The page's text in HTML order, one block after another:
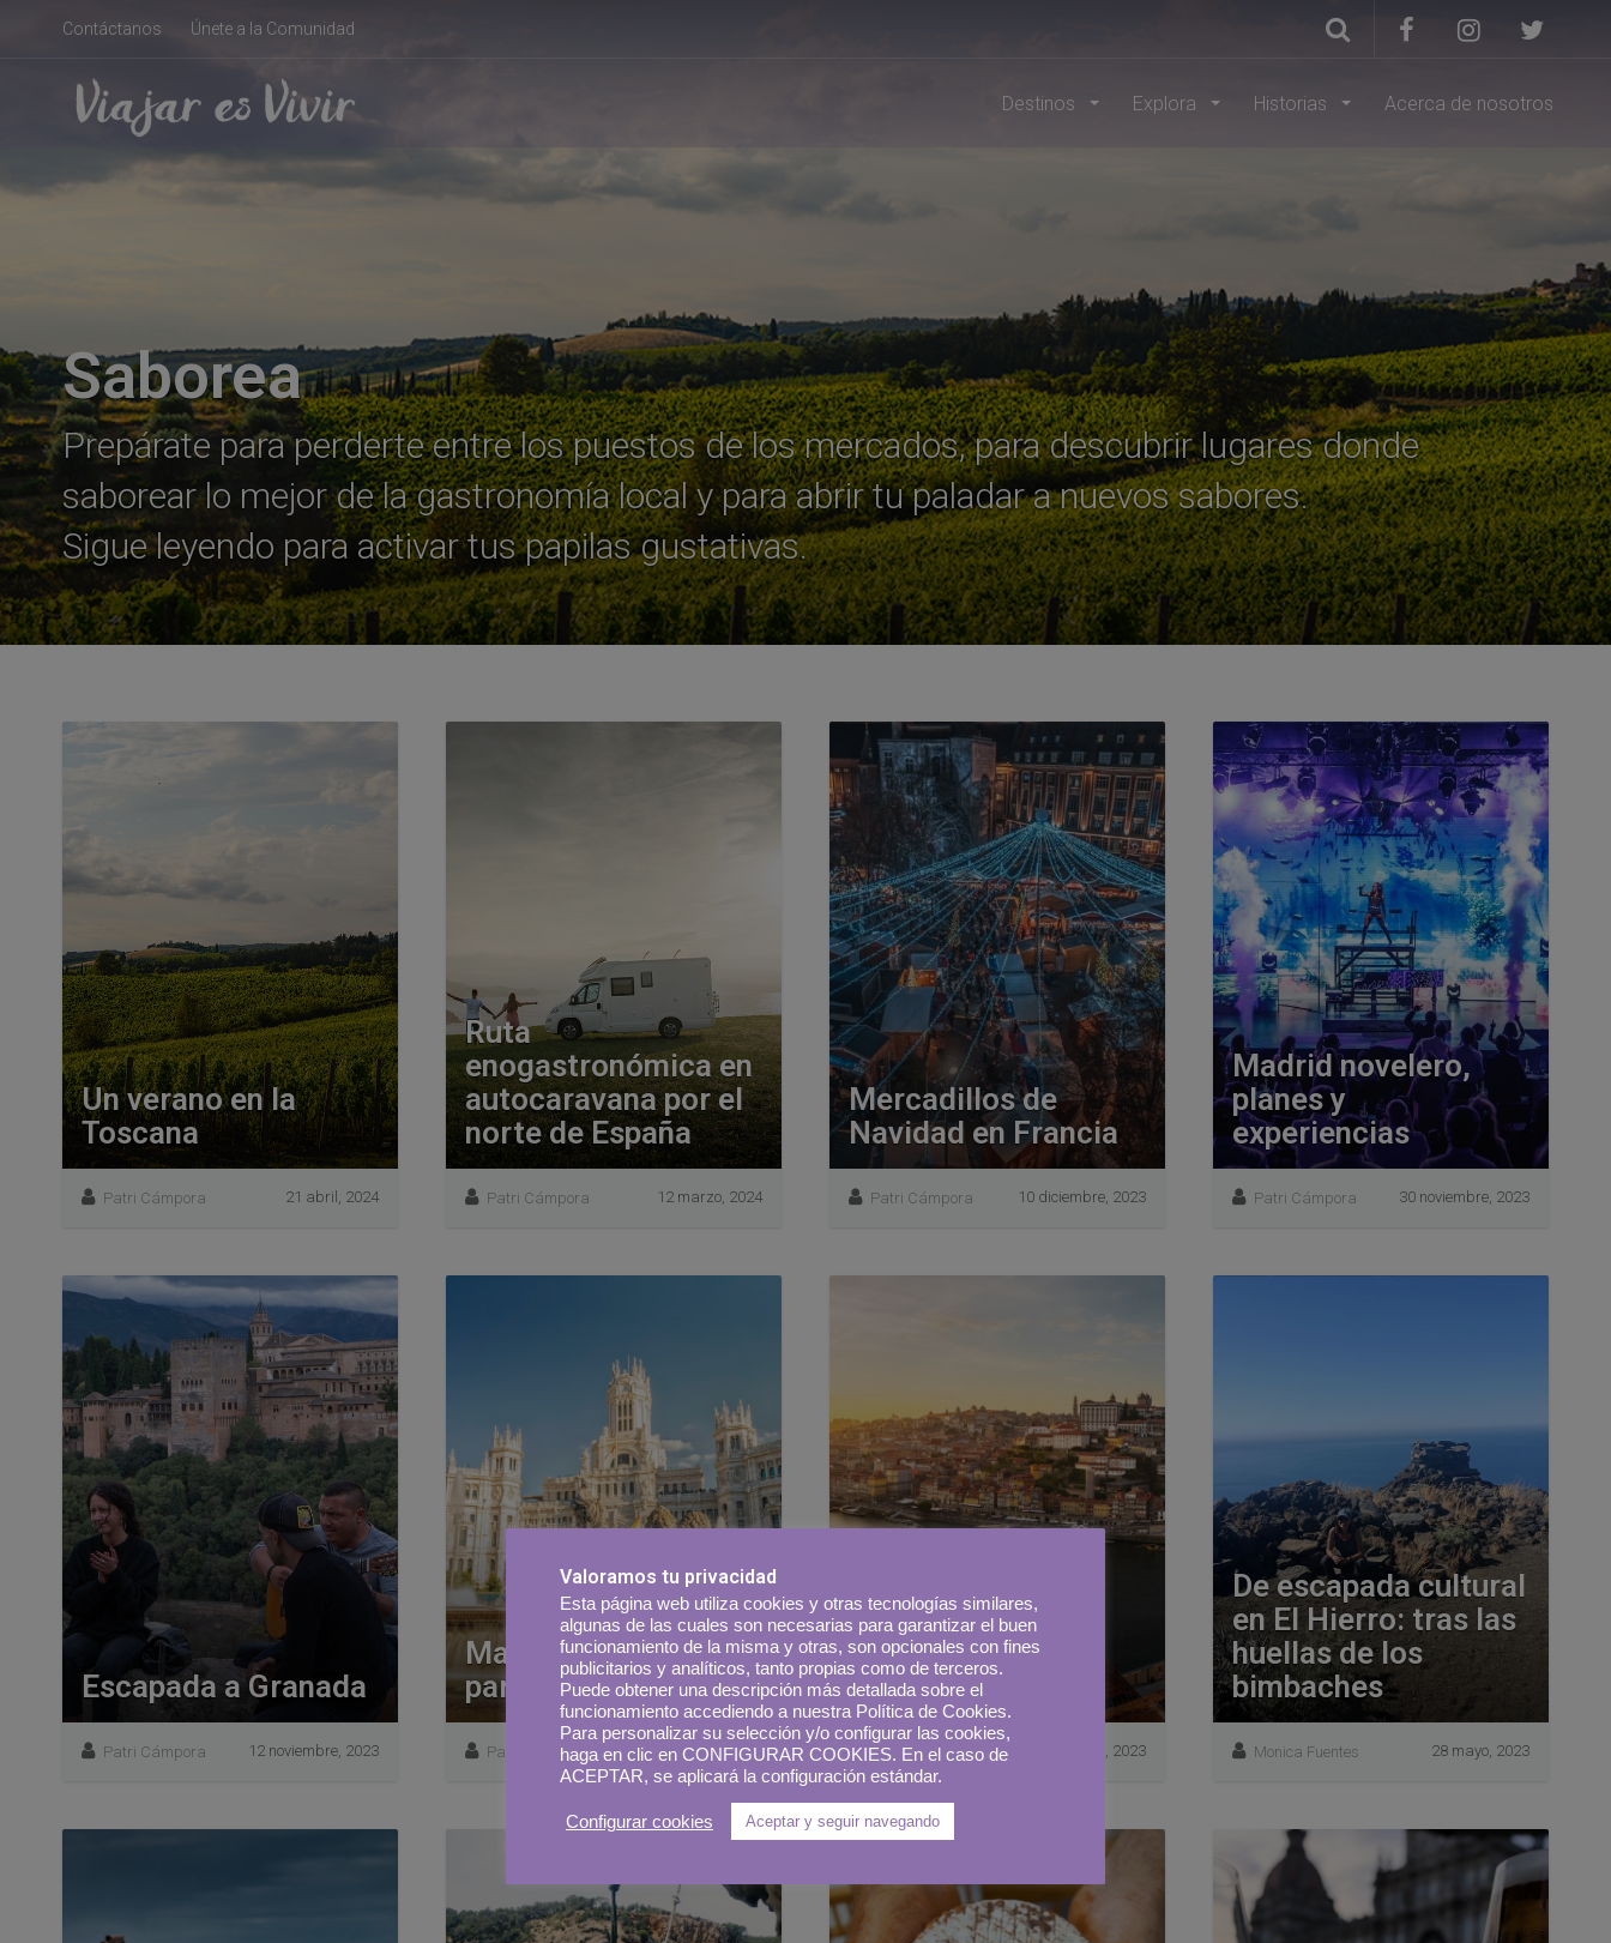
Contáctanos Únete a la Comunidad
Destinos Explora Historias Acerca de nosotros
Saborea
Prepárate para perderte entre los puestos de los mercados, para descubrir lugares donde
saborear lo mejor de la gastronomía local y para abrir tu paladar a nuevos sabores.
Sigue leyendo para activar tus papilas gustativas.
Un verano en la
Toscana
Patri Cámpora 21 abril, 2024
Ruta
enogastronómica en
autocaravana por el
norte de España
Patri Cámpora 12 marzo, 2024
Mercadillos de
Navidad en Francia
Patri Cámpora 10 diciembre, 2023
Madrid novelero,
planes y
experiencias
Patri Cámpora 30 noviembre, 2023
Escapada a Granada
Patri Cámpora 12 noviembre, 2023
Madrid histórico
para principiantes
Patri Cámpora 19 octubre, 2023
Oporto, balcón al
Duero
Patri Cámpora 16 junio, 2023
De escapada cultural
en El Hierro: tras las
huellas de los
bimbaches
Monica Fuentes 28 mayo, 2023
Valoramos tu privacidad
Esta página web utiliza cookies y otras tecnologías similares,
algunas de las cuales son necesarias para garantizar el buen
funcionamiento de la misma y otras, son opcionales con fines
publicitarios y analíticos, tanto propias como de terceros.
Puede obtener una descripción más detallada sobre el
funcionamiento accediendo a nuestra Política de Cookies.
Para personalizar su selección y/o configurar las cookies,
haga en clic en CONFIGURAR COOKIES. En el caso de
ACEPTAR, se aplicará la configuración estándar.
Configurar cookies Aceptar y seguir navegando